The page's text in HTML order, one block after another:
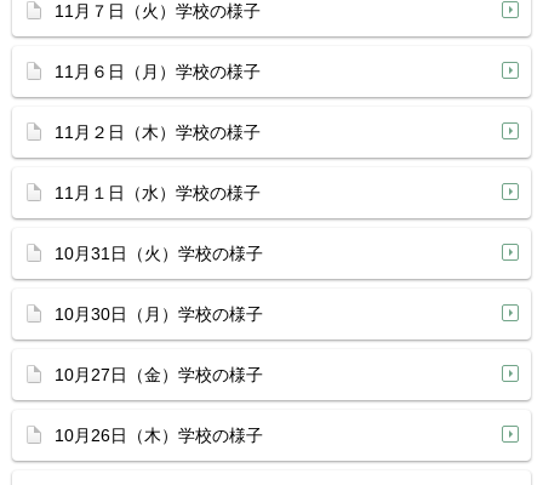
11月７日（火）学校の様子
11月６日（月）学校の様子
11月２日（木）学校の様子
11月１日（水）学校の様子
10月31日（火）学校の様子
10月30日（月）学校の様子
10月27日（金）学校の様子
10月26日（木）学校の様子